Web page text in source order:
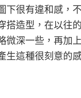
下很有違和感，
搭造型，在以往
微深一些，再加
生這種很刻意的